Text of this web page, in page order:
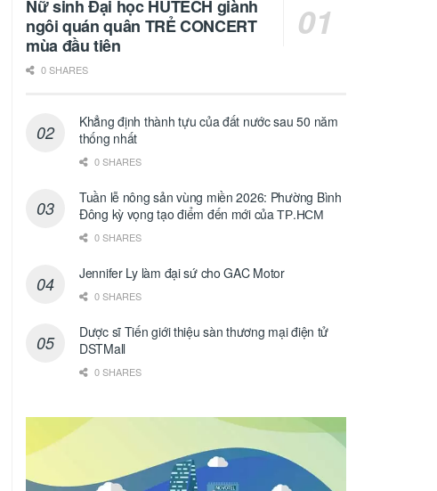
Nữ sinh Đại học HUTECH giành
ngôi quán quân TRẺ CONCERT
mùa đầu tiên
0 SHARES
Khẳng định thành tựu của đất nước sau 50 năm
thống nhất
0 SHARES
Tuần lễ nông sản vùng miền 2026: Phường Bình
Đông kỳ vọng tạo điểm đến mới của ТР.НСМ
0 SHARES
Jennifer Ly làm đại sứ cho GAC Motor
0 SHARES
Dược sĩ Tiến giới thiệu sàn thương mại điện tử
DSTMall
0 SHARES